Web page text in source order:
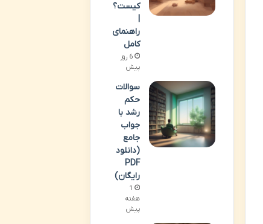
کیست؟
|
راهنمای
کامل
6 روز
پیش
سوالات
حکم
رشد با
جواب
جامع
(دانلود
PDF
رایگان)
1
هفته
پیش